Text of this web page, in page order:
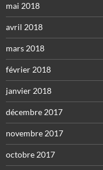
mai 2018
avril 2018
mars 2018
février 2018
janvier 2018
décembre 2017
novembre 2017
octobre 2017